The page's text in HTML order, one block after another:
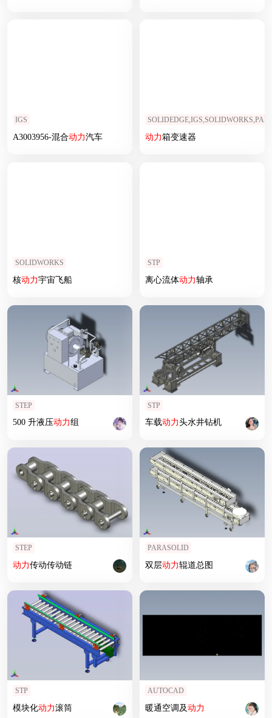
IGS
A3003956-混合动力汽车 动力箱变速器
SOLIDWORKS
核动力宇宙飞船
STP
离心流体动力轴承
STEP
500 升液压动力组
STP
车载动力头水井钻机
STEP
动力传动传动链
PARASOLID
双层动力辊道总图
STP
模块化动力滚筒
AUTOCAD
暖通空调及动力